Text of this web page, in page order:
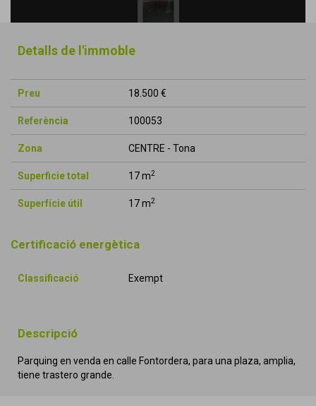
Detalls de l'immoble
Preu 18.500 €
Referència 100053
Zona CENTRE - Tona
Superficie total 17 m2
Superfície útil 17 m2
Certificació energètica
Classificació Exempt
Descripció
Parquing en venda en calle Fontordera, para una plaza, amplia,
tiene trastero grande.